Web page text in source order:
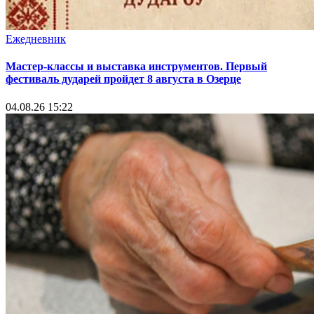
Ежедневник
Мастер-классы и выставка инструментов. Первый
фестиваль дударей пройдет 8 августа в Озерце
04.08.26 15:22